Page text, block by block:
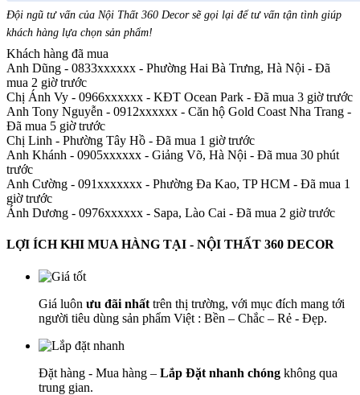
Đội ngũ tư vấn của Nội Thất 360 Decor sẽ gọi lại để tư vấn tận tình giúp
khách hàng lựa chọn sản phẩm!
Khách hàng đã mua
Anh Dũng - 0833xxxxxx - Phường Hai Bà Trưng, Hà Nội - Đã
mua 2 giờ trước
Chị Ánh Vy - 0966xxxxxx - KĐT Ocean Park - Đã mua 3 giờ trước
Anh Tony Nguyễn - 0912xxxxxx - Căn hộ Gold Coast Nha Trang -
Đã mua 5 giờ trước
Chị Linh - Phường Tây Hồ - Đã mua 1 giờ trước
Anh Khánh - 0905xxxxxx - Giảng Võ, Hà Nội - Đã mua 30 phút
trước
Anh Cường - 091xxxxxxx - Phường Đa Kao, TP HCM - Đã mua 1
giờ trước
Ánh Dương - 0976xxxxxx - Sapa, Lào Cai - Đã mua 2 giờ trước
LỢI ÍCH KHI MUA HÀNG TẠI - NỘI THẤT 360 DECOR
Giá luôn ưu đãi nhất trên thị trường, với mục đích mang tới
người tiêu dùng sản phẩm Việt : Bền – Chắc – Rẻ - Đẹp.
Đặt hàng - Mua hàng – Lắp Đặt nhanh chóng không qua
trung gian.